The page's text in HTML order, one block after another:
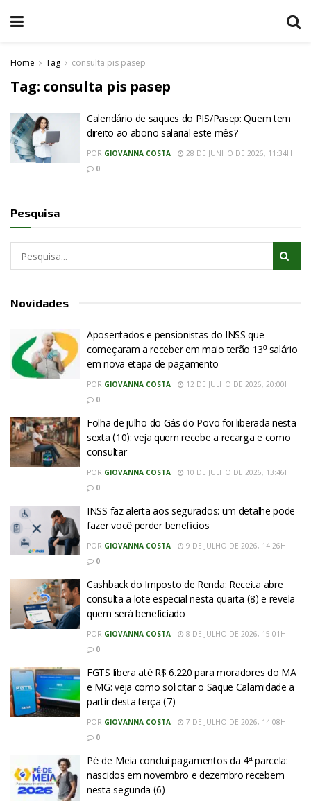
Home Tag consulta pis pasep
Tag: consulta pis pasep
Calendário de saques do PIS/Pasep: Quem tem
direito ao abono salarial este mês?
POR GIOVANNA COSTA
28 DE JUNHO DE 2026, 11:34H
0
Pesquisa
Novidades
Aposentados e pensionistas do INSS que
começaram a receber em maio terão 13º salário
em nova etapa de pagamento
POR GIOVANNA COSTA
12 DE JULHO DE 2026, 20:00H
0
Folha de julho do Gás do Povo foi liberada nesta
sexta (10): veja quem recebe a recarga e como
consultar
POR GIOVANNA COSTA
10 DE JULHO DE 2026, 13:46H
0
INSS faz alerta aos segurados: um detalhe pode
fazer você perder benefícios
POR GIOVANNA COSTA
9 DE JULHO DE 2026, 14:26H
0
Cashback do Imposto de Renda: Receita abre
consulta a lote especial nesta quarta (8) e revela
quem será beneficiado
POR GIOVANNA COSTA
8 DE JULHO DE 2026, 15:01H
0
FGTS libera até R$ 6.220 para moradores do MA
e MG: veja como solicitar o Saque Calamidade a
partir desta terça (7)
POR GIOVANNA COSTA
7 DE JULHO DE 2026, 14:08H
0
Pé-de-Meia conclui pagamentos da 4ª parcela:
nascidos em novembro e dezembro recebem
nesta segunda (6)